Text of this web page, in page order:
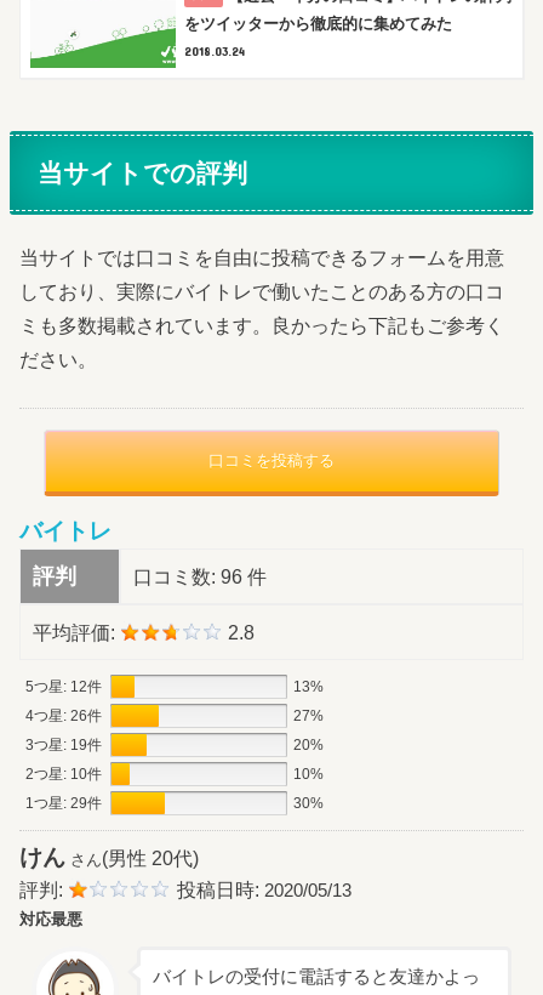
をツイッターから徹底的に集めてみた
2018.03.24
当サイトでの評判
当サイトでは口コミを自由に投稿できるフォームを用意
しており、実際にバイトレで働いたことのある方の口コ
ミも多数掲載されています。良かったら下記もご参考く
ださい。
口コミを投稿する
バイトレ
評判 口コミ数:96 件
平均評価: 2.8
5つ星: 12件
13%
4つ星: 26件
27%
3つ星: 19件
20%
2つ星: 10件
10%
1つ星: 29件
30%
けん さん(男性 20代)
評判:
投稿日時: 2020/05/13
対応最悪
バイトレの受付に電話すると友達かよっ